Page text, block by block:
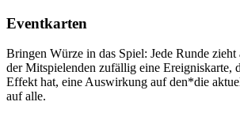
Eventkarten
Bringen Würze in das Spiel: Jede Runde zieht
der Mitspielenden zufällig eine Ereigniskarte,
Effekt hat, eine Auswirkung auf den*die
auf alle.